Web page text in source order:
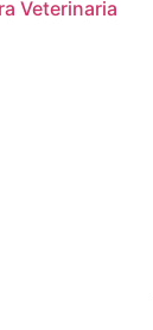
Veterinaria